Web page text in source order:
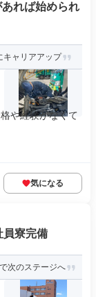
れば始められ
キャリアアップ
や経験がなくて
気になる
員寮完備
次のステージへ